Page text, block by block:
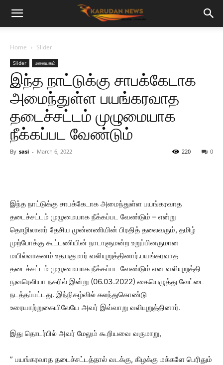
Home Slider
Slider மலையகம்
இந்த நாட்டுக்கு சாபக்கேடாக
அமைந்துள்ள பயங்கரவாத
தடைச்சட்டம் முழுமையாக
நீக்கப்பட வேண்டும்
By sasi - March 6, 2022 0
220
இந்த நாட்டுக்கு சாபக்கேடாக அமைந்துள்ள பயங்கரவாத
தடைச்சட்டம் முழுமையாக நீக்கப்பட வேண்டும் – என்று
தொழிலாளர் தேசிய முன்னணியின் பிரதித் தலைவரும், தமிழ்
முற்போக்கு கூட்டணியின் நாடாளுமன்ற உறுப்பினருமான
மயில்வாகனம் உதயகுமார் வலியுறுத்தினார்.பயங்கரவாத
தடைச்சட்டம் முழுமையாக நீக்கப்பட வேண்டும் என வலியுறுத்தி
நுவரெலியா நகரில் இன்று (06.03.2022) கையெழுத்து வேட்டை
நடத்தப்பட்டது. இந்நிகழ்வில் கலந்துகொண்டு
உரையாற்றுகையிலேயே அவர் இவ்வாறு வலியுறுத்தினார்.
இது தொடர்பில் அவர் மேலும் கூறியவை வருமாறு,
” பயங்கரவாத தடைச்சட்டத்தால் வடக்கு, கிழக்கு மக்களே பெரிதும்